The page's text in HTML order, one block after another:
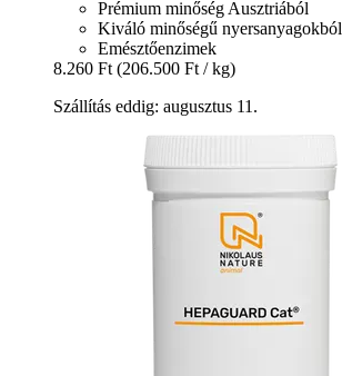
Prémium minőség Ausztriából
Kiváló minőségű nyersanyagokból
Emésztőenzimek
8.260 Ft (206.500 Ft / kg)
Szállítás eddig: augusztus 11.